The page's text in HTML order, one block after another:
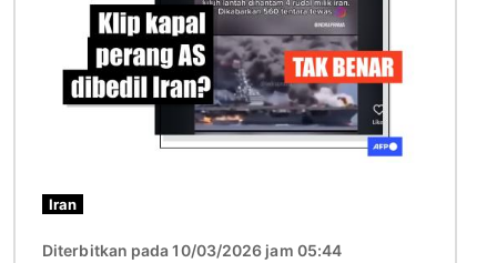
Iran
Diterbitkan pada 10/03/2026 jam 05:44